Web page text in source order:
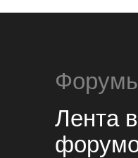
Лента